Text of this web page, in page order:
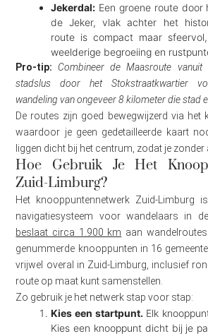
Jekerdal: Een groene route
de Jeker, vlak achter het
route is compact maar
weelderige begroeiing en
Pro-tip:
Combineer de Maasroute
stadslus door het Stokstraatkwartier
wandeling van ongeveer 8 kilometer die stad
De routes zijn goed bewegwijzerd via het
waardoor je geen gedetailleerde kaart
liggen dicht bij het centrum, zodat je zonder
Hoe Gebruik Je Het
Zuid-Limburg?
Het knooppuntennetwerk Zuid-Limburg
navigatiesysteem voor wandelaars in
beslaat circa 1.900 km aan
genummerde knooppunten in 16
vrijwel overal in Zuid-Limburg, inclusief
route op maat kunt samenstellen.
Zo gebruik je het netwerk stap voor stap:
Kies een startpunt. Elk
Kies een knooppunt dicht bij je